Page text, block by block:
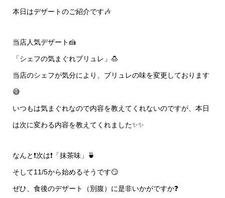
本日はデザートのご紹介です🎶
当店人気デザート🍰
「シェフの気まぐれブリュレ」🍮
当店のシェフが気分により、ブリュレの味を変更しております
😅
いつもは気まぐれなので内容を教えてくれないのですが、本日
は次に変わる内容を教えてくれました✨✨
なんと❗️次は❗️「抹茶味」🍵
そして11/5から始めるそうです😏
ぜひ、食後のデザート（別腹）に是非いかがですか❓